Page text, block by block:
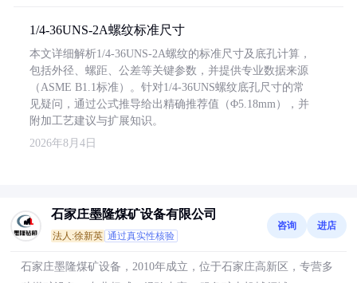
1/4-36UNS-2A螺纹标准尺寸
本文详细解析1/4-36UNS-2A螺纹的标准尺寸及底孔计算，
包括外径、螺距、公差等关键参数，并提供专业数据来源
（ASME B1.1标准）。针对1/4-36UNS螺纹底孔尺寸的常
见疑问，通过公式推导给出精确推荐值（Φ5.18mm），并
附加工艺建议与扩展知识。
2026年8月4日
石家庄墨隆煤矿设备有限公司
法人:徐新英 通过真实性核验
咨询 进店
石家庄墨隆煤矿设备，2010年成立，位于石家庄高新区，专营多